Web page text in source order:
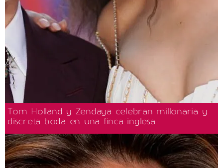
Tom Holland y Zendaya celebran millonaria y
discreta boda en una finca inglesa